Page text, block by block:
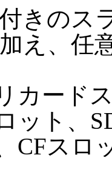
きのス
え、任
カード
ット、
CFスロ